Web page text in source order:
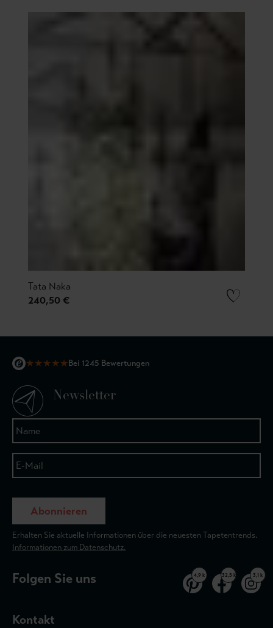
Tata Naka
240,50 €
★★★★★Bei 1245 Bewertungen
Newsletter
Abonnieren
Erhalten Sie aktuelle Informationen über die neuesten Tapetentrends.
Informationen zum Datenschutz.
Folgen Sie uns 4,9 k 32,5 k 3,1 k
Kontakt